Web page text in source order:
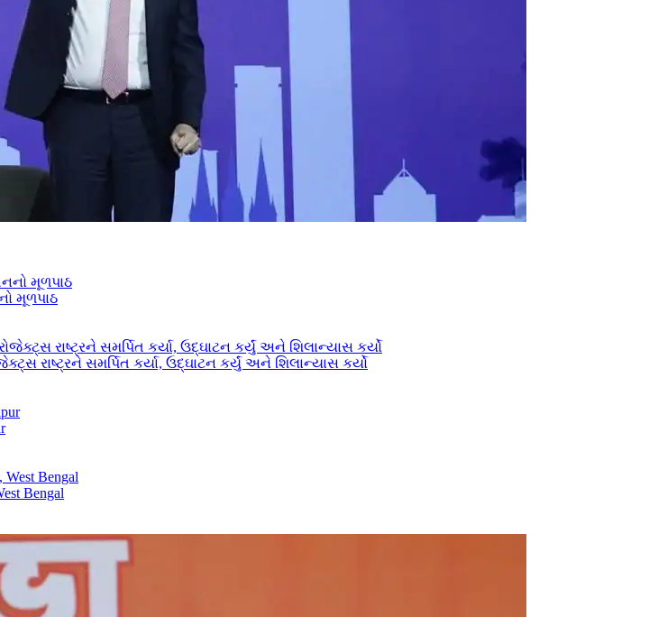
મૂળપાઠ
રાષ્ટ્રને સમર્પિત કર્યા, ઉદ્ઘાટન કર્યું અને શિલાન્યાસ કર્યો
Bengal